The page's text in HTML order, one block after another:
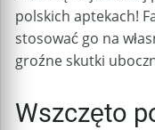
polskich aptekach!
stosować go na
groźne skutki
Wszczęto